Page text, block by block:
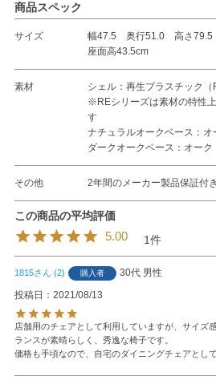
商品スペック
サイズ
幅47.5 奥行51.0 高さ79.5
座面高43.5cm
素材
シェル：再生プラスチック（
※REシリーズは素材の特性
す
ナチュラルオークベース：オ
ダークオークベース：オーク
その他 2年間のメーカー製品保証付き
5.00 1
1815 2 購入者 30代 男性
投稿日
2021/08/13
店舗用のチェアとして利用していますが、サイズ
ランスが素晴らしく、秀逸な椅子です。
価格も手頃なので、自宅のダイニングチェアとし